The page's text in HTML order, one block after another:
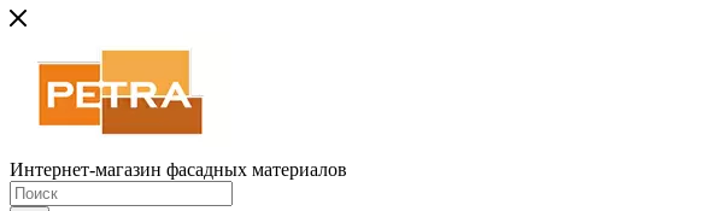
Интернет-магазин фасадных материалов